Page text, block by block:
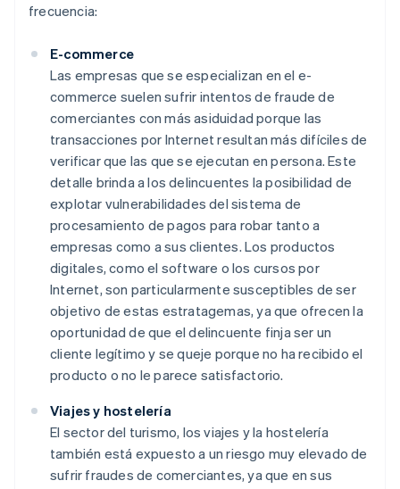
frecuencia:
E-commerce
Las empresas que se especializan en el e-
commerce suelen sufrir intentos de fraude de
comerciantes con más asiduidad porque las
transacciones por Internet resultan más difíciles de
verificar que las que se ejecutan en persona. Este
detalle brinda a los delincuentes la posibilidad de
explotar vulnerabilidades del sistema de
procesamiento de pagos para robar tanto a
empresas como a sus clientes. Los productos
digitales, como el software o los cursos por
Internet, son particularmente susceptibles de ser
objetivo de estas estratagemas, ya que ofrecen la
oportunidad de que el delincuente finja ser un
cliente legítimo y se queje porque no ha recibido el
producto o no le parece satisfactorio.
Viajes y hostelería
El sector del turismo, los viajes y la hostelería
también está expuesto a un riesgo muy elevado de
sufrir fraudes de comerciantes, ya que en sus